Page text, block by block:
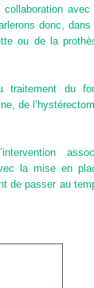
avec
donc, dans
ou de la
traitement du
de
la mise en
de passer au